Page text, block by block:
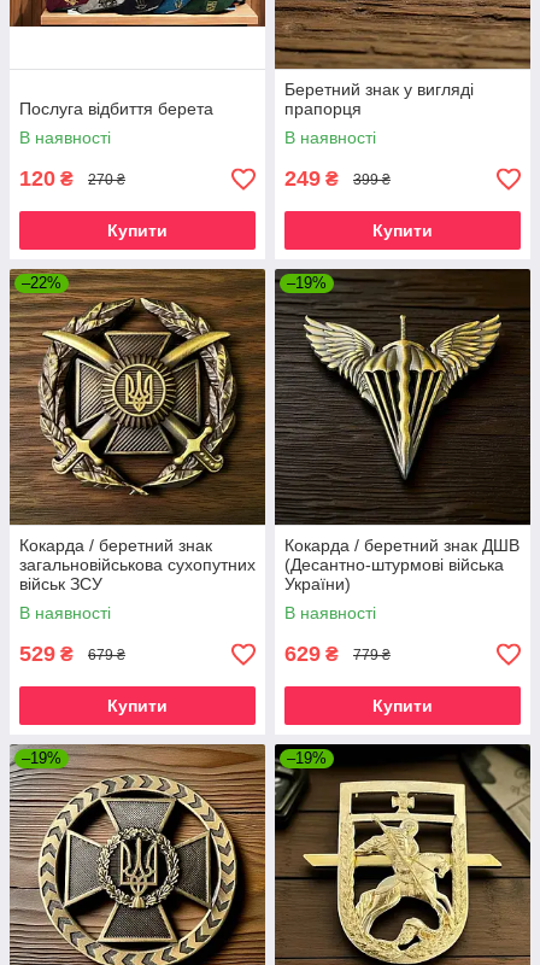
Послуга відбиття берета
В наявності
120 ₴ 270 ₴
Купити
Беретний знак у вигляді
прапорця
В наявності
249 ₴ 399 ₴
Купити
–22%
Кокарда / беретний знак
загальновійськова сухопутних
військ ЗСУ
В наявності
529 ₴ 679 ₴
Купити
–19%
Кокарда / беретний знак ДШВ
(Десантно-штурмові війська
України)
В наявності
629 ₴ 779 ₴
Купити
–19% –19%